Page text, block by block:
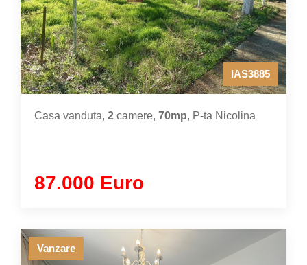
IAS3885
Casa vanduta, 2 camere, 70mp, P-ta Nicolina
87.000 Euro
Vanzare